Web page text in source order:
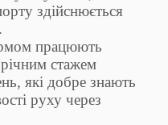
здійснюється
працюють
стажем
які добре знають
руху через